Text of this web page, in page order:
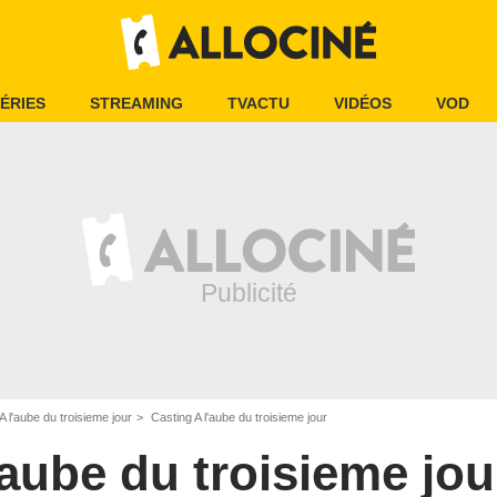
STREAMING TVACTU VIDÉOS VOD
A l'aube du troisieme jour Casting A l'aube du troisieme jour
du troisieme